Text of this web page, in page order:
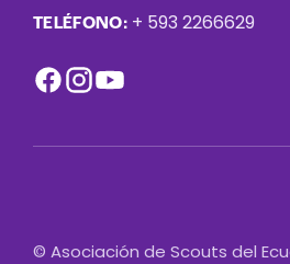
TELÉFONO: + 593 2266629
© Asociación de Scouts del